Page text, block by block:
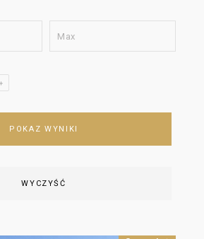
POKAZ WYNIKI
WYCZYŚĆ